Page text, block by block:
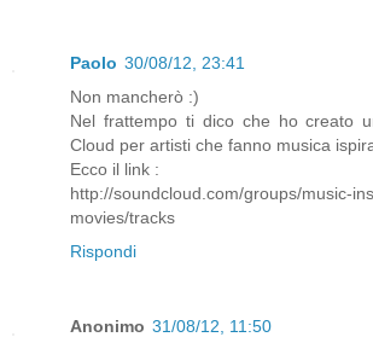
Paolo 30/08/12, 23:41
Non mancherò :)
Nel frattempo ti dico che ho creato
Cloud per artisti che fanno musica
Ecco il link :
http://soundcloud.com/groups/music-
movies/tracks
Rispondi
Anonimo 31/08/12, 11:50